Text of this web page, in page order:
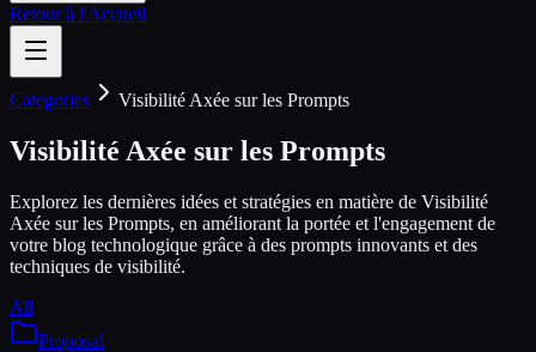
Retour à l'Accueil
Categories Visibilité Axée sur les Prompts
Visibilité Axée sur les Prompts
Explorez les dernières idées et stratégies en matière de Visibilité
Axée sur les Prompts, en améliorant la portée et l'engagement de
votre blog technologique grâce à des prompts innovants et des
techniques de visibilité.
All
Proposal